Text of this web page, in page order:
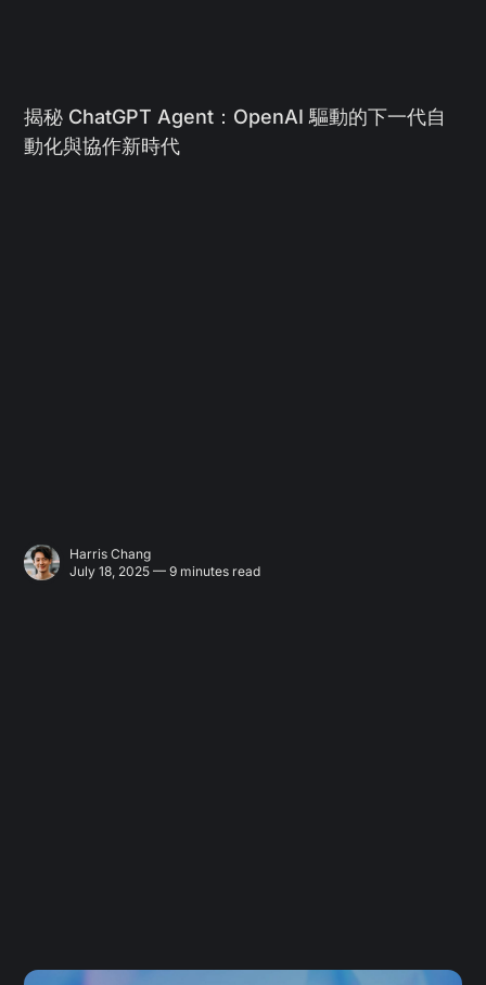
揭秘 ChatGPT Agent：OpenAI 驅動的下一代自
動化與協作新時代
Harris Chang
July 18, 2025 — 9 minutes read